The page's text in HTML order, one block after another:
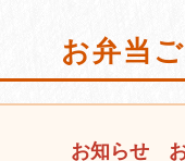
お弁当
お知らせ お